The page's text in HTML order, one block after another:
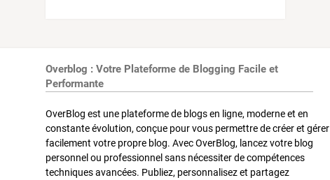
Overblog : Votre Plateforme de Blogging Facile et
Performante
OverBlog est une plateforme de blogs en ligne, moderne et en
constante évolution, conçue pour vous permettre de créer et gérer
facilement votre propre blog. Avec OverBlog, lancez votre blog
personnel ou professionnel sans nécessiter de compétences
techniques avancées. Publiez, personnalisez et partagez